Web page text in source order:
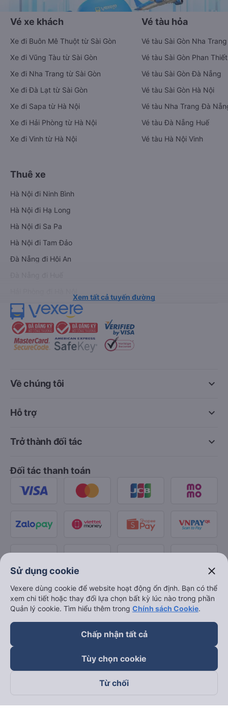
Vé xe khách
Xe đi Buôn Mê Thuột từ Sài Gòn
Xe đi Vũng Tàu từ Sài Gòn
Xe đi Nha Trang từ Sài Gòn
Xe đi Đà Lạt từ Sài Gòn
Xe đi Sapa từ Hà Nội
Xe đi Hải Phòng từ Hà Nội
Xe đi Vinh từ Hà Nội
Vé tàu hỏa
Vé tàu Sài Gòn Nha Trang
Vé tàu Sài Gòn Phan Thiết
Vé tàu Sài Gòn Đà Nẵng
Vé tàu Sài Gòn Hà Nội
Vé tàu Nha Trang Đà
Vé tàu Đà Nẵng Huế
Vé tàu Hà Nội Vinh
Thuê xe
Hà Nội đi Ninh Bình
Hà Nội đi Hạ Long
Hà Nội đi Sa Pa
Hà Nội đi Tam Đảo
Đà Nẵng đi Hội An
Xem tất cả tuyến đường
keyboard_arrow_down
Về chúng tôi
keyboard_arrow_down
Hỗ trợ
keyboard_arrow_down
Trở thành đối tác
Đối tác thanh toán
Theo dõi chúng tôi trên
Sử dụng cookie close
Vexere dùng cookie để website hoạt động ổn định. Bạn có thể
xem chi tiết hoặc thay đổi lựa chọn bất kỳ lúc nào trong phần
Quản lý cookie. Tìm hiểu thêm trong Chính sách Cookie.
Chấp nhận tất cả
Tùy chọn cookie
Từ chối